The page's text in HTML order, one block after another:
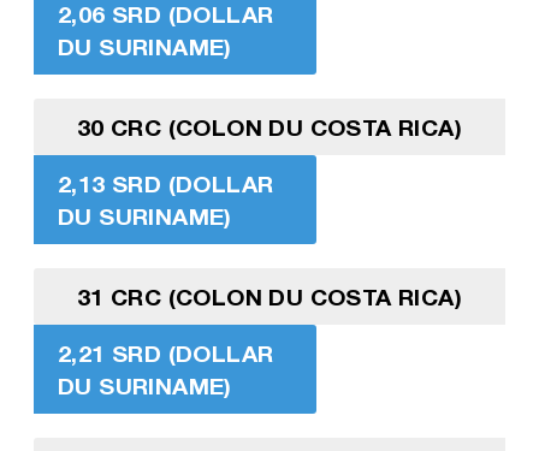
2,06 SRD (DOLLAR
DU SURINAME)
30 CRC (COLON DU COSTA RICA)
2,13 SRD (DOLLAR
DU SURINAME)
31 CRC (COLON DU COSTA RICA)
2,21 SRD (DOLLAR
DU SURINAME)